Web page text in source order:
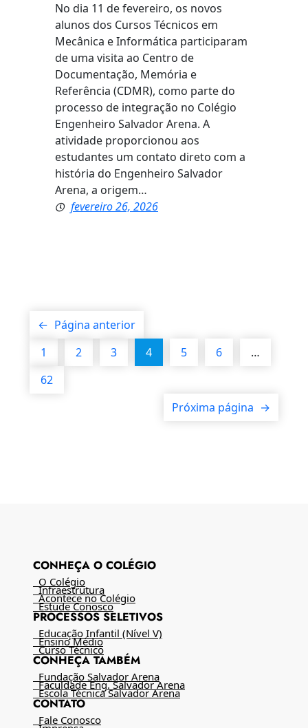
No dia 11 de fevereiro, os novos
alunos dos Cursos Técnicos em
Mecânica e Informática participaram
de uma visita ao Centro de
Documentação, Memória e
Referência (CDMR), como parte do
processo de integração no Colégio
Engenheiro Salvador Arena. A
atividade proporcionou aos
estudantes um contato direto com a
história do Engenheiro Salvador
Arena, a origem…
fevereiro 26, 2026
← Página anterior
1
2 3 4 5 6
…
62
Próxima página →
CONHEÇA O COLÉGIO
O Colégio
Infraestrutura
Acontece no Colégio
Estude Conosco
PROCESSOS SELETIVOS
Educação Infantil (Nível V)
Ensino Médio
Curso Técnico
CONHEÇA TAMBÉM
Fundação Salvador Arena
Faculdade Eng. Salvador Arena
Escola Técnica Salvador Arena
CONTATO
Fale Conosco